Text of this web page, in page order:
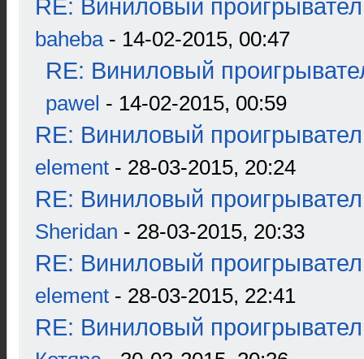
RE: Виниловый
baheba- 14-02-2015, 00:47
RE: Виниловый
pawel - 14-02-2015, 00:59
RE: Виниловый
element - 28-03-2015, 20:24
RE: Виниловый
Sheridan - 28-03-2015, 20:33
RE: Виниловый
element - 28-03-2015, 22:41
RE: Виниловый